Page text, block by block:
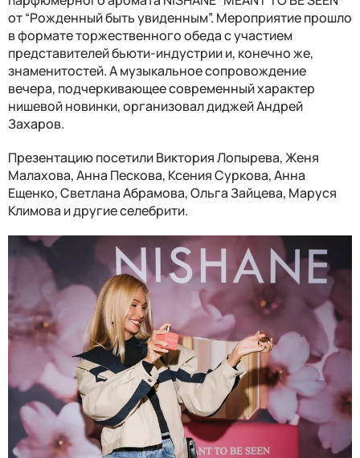
от “Рожденный быть увиденным”. Мероприятие прошло
в формате торжественного обеда с участием
представителей бьюти-индустрии и, конечно же,
знаменитостей. А музыкальное сопровождение
вечера, подчеркивающее современный характер
нишевой новинки, организовалдиджейАндрей
Захаров.
Презентацию посетили Виктория Лопырева, Женя
Малахова, Анна Пескова, Ксения Суркова, Анна
Ещенко, Светлана Абрамова, Ольга Зайцева, Маруся
Климова и другие селебрити.